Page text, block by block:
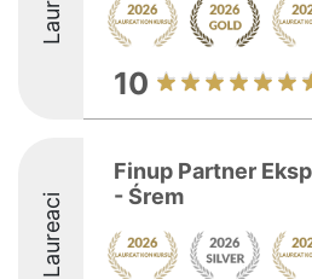
10
Laureaci
Finup Partner
- Śrem